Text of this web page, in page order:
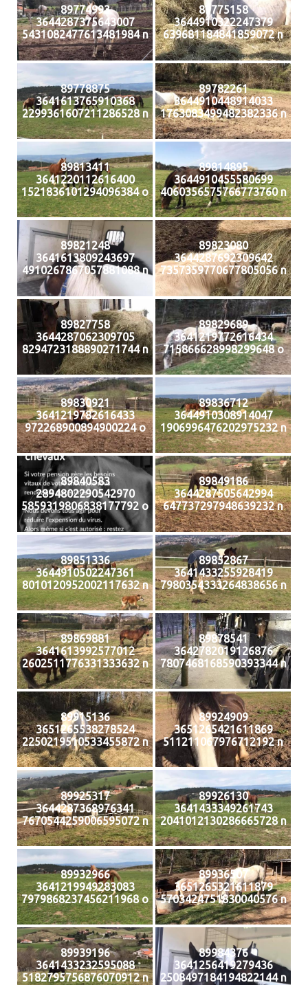
89774993
3644287375643007
5431082477613481984 n
89775158
3644910322247379
639681184841859072 n
89778875
3641613765910368
2299361607211286528 n
89782261
3644910448914033
1763083499482382336 n
89813411
3641220112616400
1521836101294096384 o
89814895
3644910455580699
4060356575766773760 n
89821248
3641613809243697
4910267867057881088 n
89823080
3644287692309642
7357359770677805056 n
89827758
3644287062309705
8294723188890271744 n
89829689
3641219772616434
715866628998299648 o
89830921
3641219782616433
972268900894900224 o
89836712
3644910308914047
1906996476202975232 n
89840583
2894802290542970
5859319806838177792 o
89849186
3644287505642994
647737297948639232 n
89851336
3644910502247361
8010120952002117632 n
89852867
3641433255928419
7980354333264838656 n
89869881
3641613992577012
2602511776331333632 n
89878541
3642782019126876
7807468168590393344 n
89915136
3651265538278524
2250219510533455872 n
89924909
3651265421611869
511211067976712192 n
89925317
3644287368976341
7670544259006595072 n
89926130
3641433349261743
2041012130286665728 n
89932966
3641219949283083
7979868237456211968 o
89936507
3651265321611879
5703424751830040576 n
89939196
3641433232595088
5182795756876070912 n
89984376
3641256419279436
2508497184194822144 n